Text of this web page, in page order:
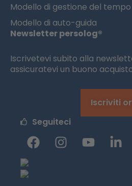
Modello di gestione del tempo
Modello di auto-guida
Newsletter persolog®
Iscrivetevi subito alla
assicuratevi un buono
Iscriviti
Seguiteci
F
a
I
n
Y
o
L
i